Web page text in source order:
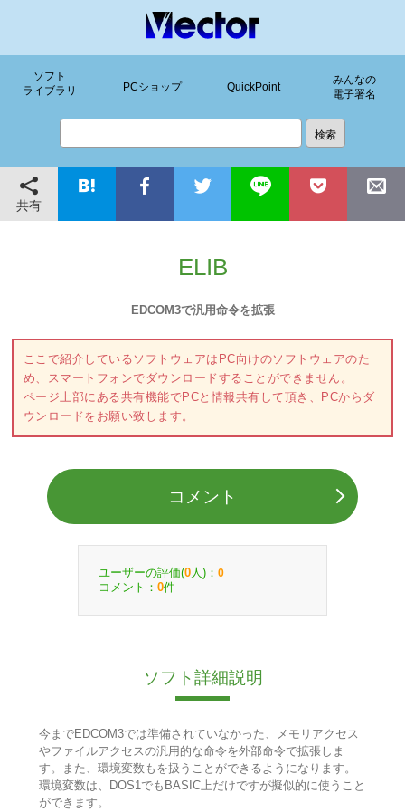
ソフト
ライブラリ
PCショップ QuickPoint
みんなの
電子署名
共有
ELIB
EDCOM3で汎用命令を拡張
ここで紹介しているソフトウェアはPC向けのソフトウェアのた
め、スマートフォンでダウンロードすることができません。
ページ上部にある共有機能でPCと情報共有して頂き、PCからダ
ウンロードをお願い致します。
コメント
ユーザーの評価(0 人)： 0
コメント： 0件
ソフト詳細説明
今までEDCOM3では準備されていなかった、メモリアクセス
やファイルアクセスの汎用的な命令を外部命令で拡張しま
す。また、環境変数もを扱うことができるようになります。
環境変数は、DOS1でもBASIC上だけですが擬似的に使うこと
ができます。